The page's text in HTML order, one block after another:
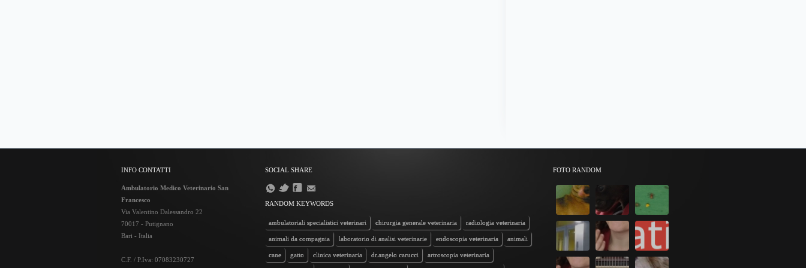
INFO CONTATTI
Ambulatorio Medico Veterinario San
Francesco
Via Valentino Dalessandro 22
70017 - Putignano
Bari - Italia
C.F. / P.Iva: 07083230727
SOCIAL SHARE
RANDOM KEYWORDS
ambulatoriali specialistici veterinari chirurgia generale veterinaria radiologia veterinaria
animali da compagnia laboratorio di analisi veterinarie endoscopia veterinaria animali
cane gatto clinica veterinaria dr.angelo carucci artroscopia veterinaria
FOTO RANDOM